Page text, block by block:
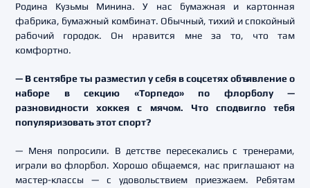
Родина Кузьмы Минина. У нас бумажная и картонная
фабрика, бумажный комбинат. Обычный, тихий и спокойный
рабочий городок. Он нравится мне за то, что там
комфортно.
— В сентябре ты разместил у себя в соцсетях объявление о
наборе в секцию «Торпедо» по флорболу —
разновидности хоккея с мячом. Что сподвигло тебя
популяризовать этот спорт?
— Меня попросили. В детстве пересекались с тренерами,
играли во флорбол. Хорошо общаемся, нас приглашают на
мастер-классы — с удовольствием приезжаем. Ребятам